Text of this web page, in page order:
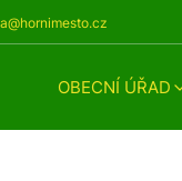
OBECNÍ ÚŘAD